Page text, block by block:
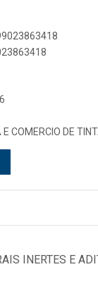
COMERCIO DE
INERTES E